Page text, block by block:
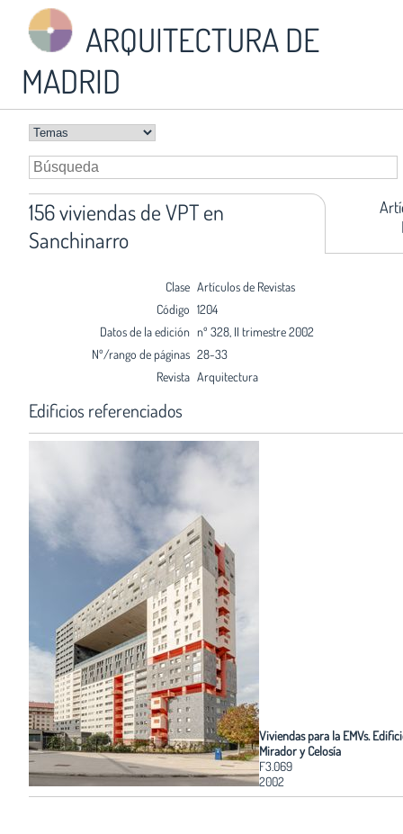
ARQUITECTURA DE
MADRID
156 viviendas de VPT en
Sanchinarro
Clase Artículos de Revistas
Código 1204
Datos de la edición nº 328, II trimestre 2002
Nº/rango de páginas 28-33
Revista Arquitectura
Edificios referenciados
Viviendas para la EMVs.
Mirador y Celosía
F3.069
2002